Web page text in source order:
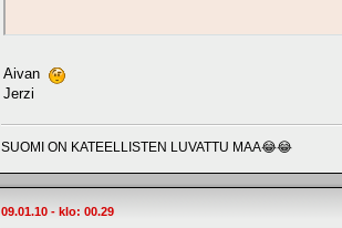
Aivan
Jerzi
SUOMI ON KATEELLISTEN LUVATTU MAA😂😂
09.01.10 - klo: 00.29